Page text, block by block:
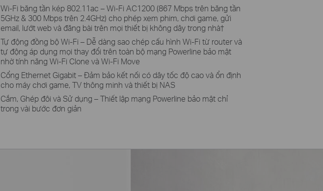
Wi-Fi băng tần kép 802.11ac – Wi-Fi AC1200 (867 Mbps trên băng tần
5GHz & 300 Mbps trên 2.4GHz) cho phép xem phim, chơi game, gửi
email, lướt web và đăng bài trên mọi thiết bị không dây trong nhà†
Tự động đồng bộ Wi-Fi – Dễ dàng sao chép cấu hình Wi-Fi từ router và
tự động áp dụng mọi thay đổi trên toàn bộ mạng Powerline bảo mật
nhờ tính năng Wi-Fi Clone và Wi-Fi Move
Cổng Ethernet Gigabit – Đảm bảo kết nối có dây tốc độ cao và ổn định
cho máy chơi game, TV thông minh và thiết bị NAS
Cắm, Ghép đôi và Sử dụng – Thiết lập mạng Powerline bảo mật chỉ
trong vài bước đơn giản